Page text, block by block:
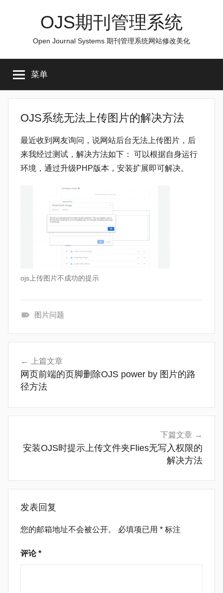
OJS期刊管理系统
Open Journal Systems 期刊管理系统网站修改美化
菜单
OJS系统无法上传图片的解决方法
最近收到网友询问，说网站后台无法上传图片，后
来我经过测试，解决方法如下： 可以根据自身运行
环境，通过升级PHP版本，安装扩展即可解决。
ojs上传图片不成功的提示
见
题
图片问题
航
上篇文章
网页前端的页脚删除OJS power by 图片的路
径方法
下篇文章
安装OJS时提示上传文件夹Flies无写入权限的
解决方法
发表回复
您的邮箱地址不会被公开。 必填项已用 * 标注
评论*